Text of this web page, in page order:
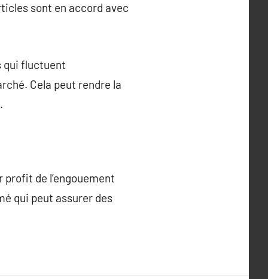
sont en accord avec
qui fluctuent
Cela peut rendre la
de l’engouement
qui peut assurer des